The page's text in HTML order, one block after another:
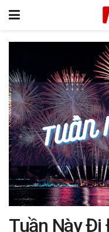
Tuần Này Đi